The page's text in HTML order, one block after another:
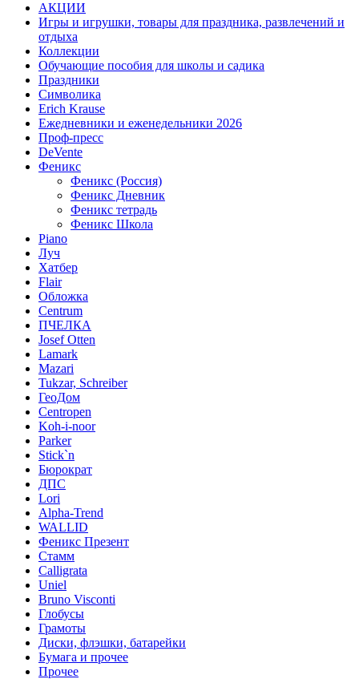
АКЦИИ
Игры и игрушки, товары для праздника, развлечений и
отдыха
Коллекции
Обучающие пособия для школы и садика
Праздники
Символика
Erich Krause
Ежедневники и еженедельники 2026
Проф-пресс
DeVente
Феникс
Феникс (Россия)
Феникс Дневник
Феникс тетрадь
Феникс Школа
Piano
Луч
Хатбер
Flair
Обложка
Centrum
ПЧЕЛКА
Josef Otten
Lamark
Mazari
Tukzar, Schreiber
ГеоДом
Centropen
Koh-i-noor
Parker
Stick`n
Бюрократ
ДПС
Lori
Alpha-Trend
WALLID
Феникс Презент
Стамм
Calligrata
Uniel
Bruno Visconti
Глобусы
Грамоты
Диски, флэшки, батарейки
Бумага и прочее
Прочее